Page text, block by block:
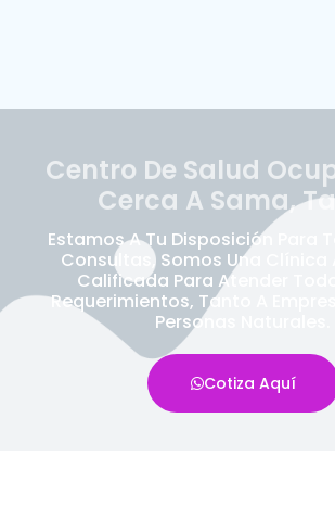
Centro De Salud
Cerca A Sama,
Estamos A Tu Disposición Para
Consultas, Somos Una Clínica
Calificada Para Atender Todo
Requerimientos, Tanto A
Personas Naturales.
Cotiza Aquí